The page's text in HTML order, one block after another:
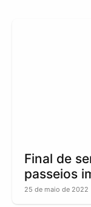
Final de
passeios
25 de maio de 2022